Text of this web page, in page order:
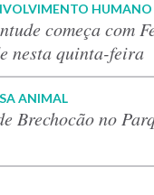
HUMANO
começa com
nesta quinta-feira
ANIMAL
Brechocão no